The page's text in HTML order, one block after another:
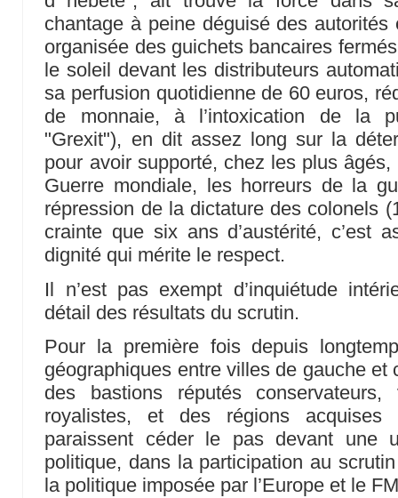
chantage à peine déguisé des
organisée des guichets bancaires
le soleil devant les distributeurs
sa perfusion quotidienne de 60 euros,
de monnaie, à l’intoxication de la
"Grexit"), en dit assez long sur la
pour avoir supporté, chez les plus
Guerre mondiale, les horreurs de la
répression de la dictature des colonels
crainte que six ans d’austérité, c’est
dignité qui mérite le respect.
Il n’est pas exempt d’inquiétude
détail des résultats du scrutin.
Pour la première fois depuis
géographiques entre villes de gauche et
des bastions réputés
royalistes, et des régions acquises
paraissent céder le pas devant une
politique, dans la participation au
la politique imposée par l’Europe et le